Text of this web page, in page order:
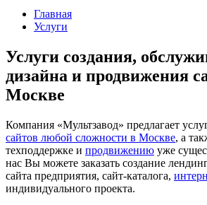
Главная
Услуги
Услуги создания,
дизайна и продвижения
Москве
Компания «Мультзавод» предлагает
сайтов любой сложности в Москве, а
техподдержке и продвижению уже
нас Вы можете заказать создание
сайта предприятия, сайт-каталога,
индивидуального проекта.